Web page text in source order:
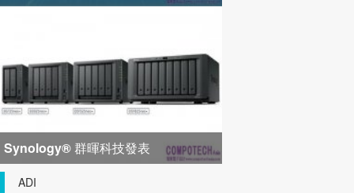
Synology® 群暉科技發表
DiskStation neo+ 系列，以低入手門
ADI